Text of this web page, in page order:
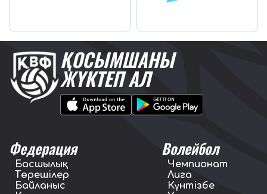
ҚОСЫМШАНЫ
ЖҮКТЕП АЛ
Федерация
Басшылық
Төрешілер
Байланыс
Волейбол
Чемпионат
Лига
Күнтізбе